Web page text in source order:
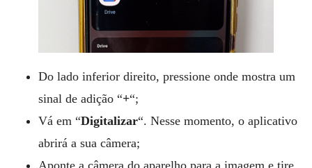
Do lado inferior direito, pressione onde mostra um
sinal de adição “+“;
Vá em “Digitalizar“. Nesse momento, o aplicativo
abrirá a sua câmera;
Aponte a câmera do aparelho para a imagem e tire